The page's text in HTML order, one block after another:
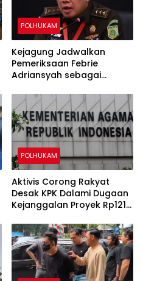
POLHUKAM
Kejagung Jadwalkan
Pemeriksaan Febrie
Adriansyah sebagai
TPPU
POLHUKAM
Aktivis Corong Rakyat
Desak KPK Dalami Dugaan
Kejanggalan Proyek Rp121
Agama